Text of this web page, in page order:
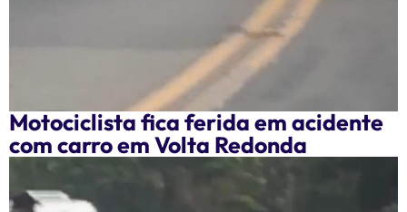
Motociclista fica ferida em acidente
com carro em Volta Redonda